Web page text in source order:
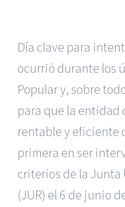
Día clave para
ocurrió durante los
Popular y, sobre
para que la entidad
rentable y eficiente
primera en ser
criterios de la Junta
(JUR) el 6 de junio